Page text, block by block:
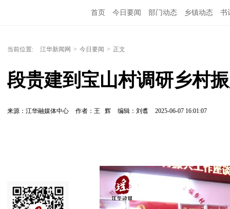
首页 今日要闻 部门动态 乡镇动态 书
当前位置: 江华新闻网 > 今日要闻 > 正文
段贵建到宝山村调研乡村
来源：江华融媒体中心 作者：王 辉 编辑：刘翥 2025-06-07 16:01:07